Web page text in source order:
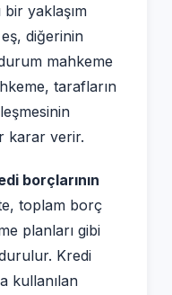
yaklaşım
diğerinin
mahkeme
tarafların
karar verir.
borçlarının
toplam borç
planları gibi
Kredi
kullanılan